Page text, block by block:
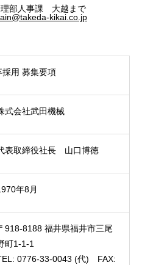
理部人事課 大越まで
kikai.co.jp
用 募集要項
式会社武田機械
表取締役社長 山口博徳
年8月
918-8188 福井県福井市三尾
町1-1-1
0776-33-0043 (代) FAX: